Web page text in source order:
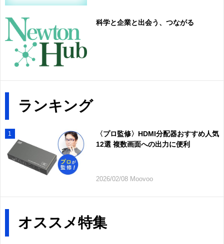
科学と企業と出会う、つながる
ランキング
1
〈プロ監修〉HDMI分配器おすすめ人気
12選 複数画面への出力に便利
2026/02/08 Moovoo
オススメ特集